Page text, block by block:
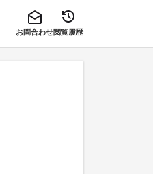
お問合わせ閲覧履歴